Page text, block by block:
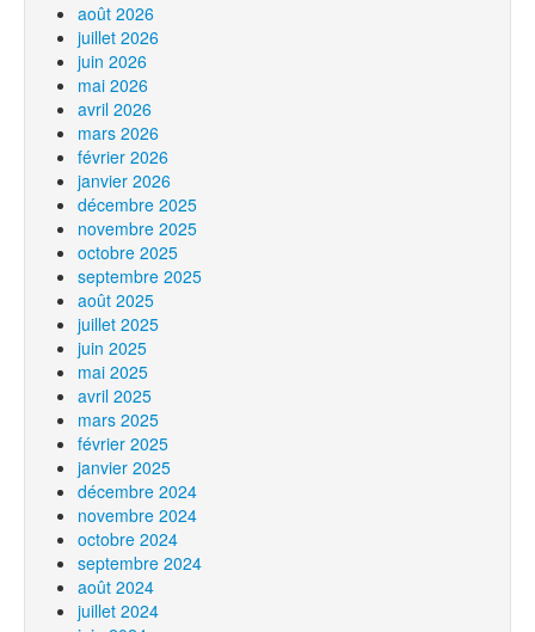
août 2026
juillet 2026
juin 2026
mai 2026
avril 2026
mars 2026
février 2026
janvier 2026
décembre 2025
novembre 2025
octobre 2025
septembre 2025
août 2025
juillet 2025
juin 2025
mai 2025
avril 2025
mars 2025
février 2025
janvier 2025
décembre 2024
novembre 2024
octobre 2024
septembre 2024
août 2024
juillet 2024